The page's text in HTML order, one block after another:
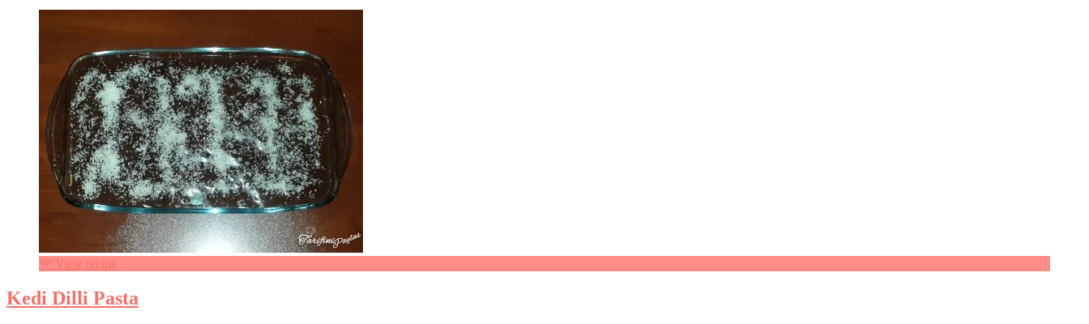
View recipe
Kedi Dilli Pasta